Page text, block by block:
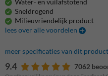
Sneldrogend
Milieuvriendelijk product
lees over alle voordelen
meer specificaties van dit product
9.4 7062